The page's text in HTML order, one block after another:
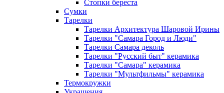
Стопки береста
Сумки
Тарелки
Тарелки Архитектура Шаровой Ирины
Тарелки "Самара Город и Люди"
Тарелки Самара деколь
Тарелки "Русский быт" керамика
Тарелки "Самара" керамика
Тарелки "Мультфильмы" керамика
Термокружки